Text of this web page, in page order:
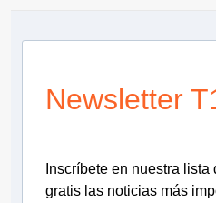
Newsletter
Inscríbete en nuestra
gratis las noticias más